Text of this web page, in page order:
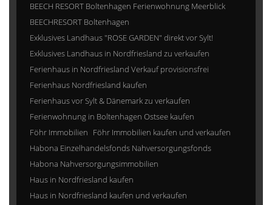
BEECH RESORT Boltenhagen Ferienwohnung Meerblick
BEECHRESORT Boltenhagen
Exklusives Landhaus "ROSE GARDEN" direkt vor Sylt!
Exklusives Landhaus in Nordfriesland zu verkaufen
Ferienhaus in Nordfriesland Verkauf provisionsfrei
Ferienhaus Nordfriesland kaufen
Ferienhaus vor Sylt & Dänemark zu verkaufen
Ferienwohnung in Boltenhagen Ostsee kaufen
Föhr Immobilien Föhr Immobilien kaufen und verkaufen
Habona Einzelhandelsfonds Nahversorgungsfonds
Habona Nahversorgungsimmobilien
Haus in Nordfriesland kaufen
Haus in Nordfriesland kaufen und verkaufen